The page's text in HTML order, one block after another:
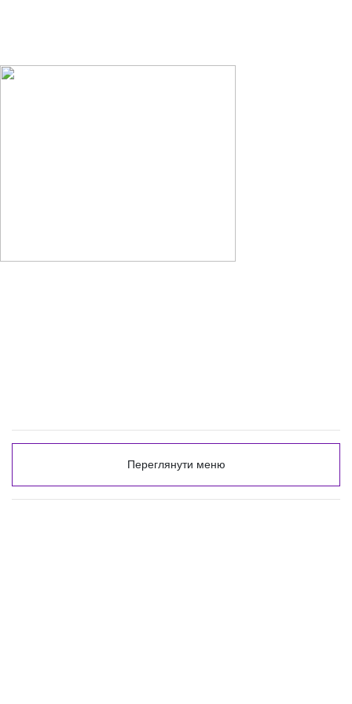
Переглянути меню